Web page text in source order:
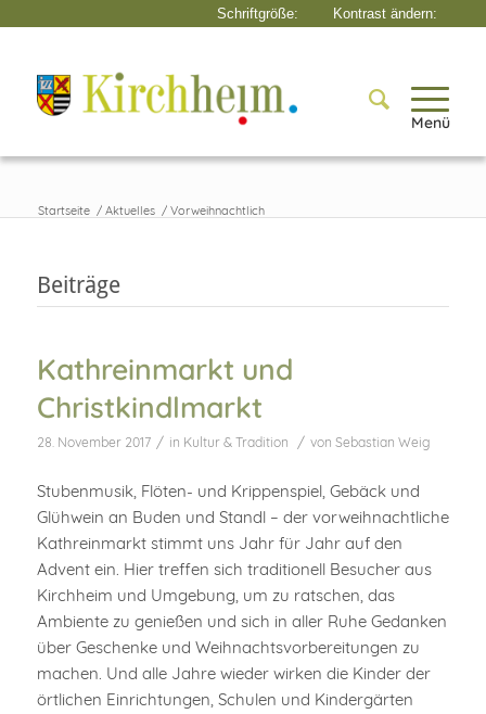
Menü
Startseite / Aktuelles / Vorweihnachtlich
Beiträge
Kathreinmarkt und
Christkindlmarkt
28. November 2017 / in Kultur & Tradition / von Sebastian Weig
Stubenmusik, Flöten- und Krippenspiel, Gebäck und
Glühwein an Buden und Standl – der vorweihnachtliche
Kathreinmarkt stimmt uns Jahr für Jahr auf den
Advent ein. Hier treffen sich traditionell Besucher aus
Kirchheim und Umgebung, um zu ratschen, das
Ambiente zu genießen und sich in aller Ruhe Gedanken
über Geschenke und Weihnachtsvorbereitungen zu
machen. Und alle Jahre wieder wirken die Kinder der
örtlichen Einrichtungen, Schulen und Kindergärten